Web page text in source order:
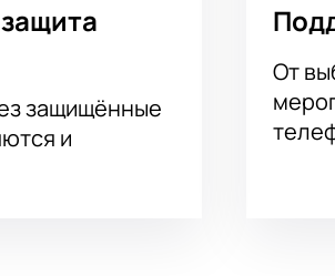
защищённые
и
От